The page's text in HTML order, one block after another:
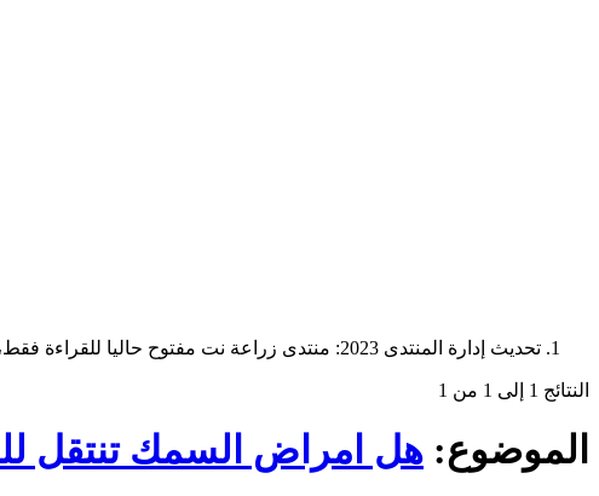
تحديث إدارة المنتدى 2023: منتدى زراعة نت مفتوح حاليا للقراءة فقط، ولا يقبل مشاركات جديدة. يمكنكم استخدام الشريط الظاهر أعلاه للبحث في كافة مواضيع المدوّنة والمنتدى.
النتائج 1 إلى 1 من 1
الموضوع: هل امراض السمك تنتقل